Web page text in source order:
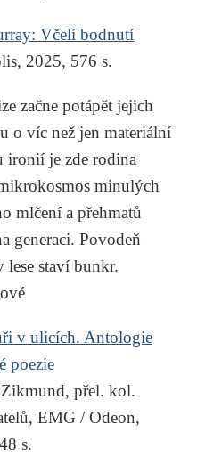
Včelí bodnutí
2025, 576 s.
začne potápět jejich
o víc než jen materiální
ironií je zde rodina
minulých
mlčení a přehmatů
generaci. Povodeň
lese staví bunkr.
v ulicích. Antologie
poezie
přel. kol.
EMG / Odeon,
s.